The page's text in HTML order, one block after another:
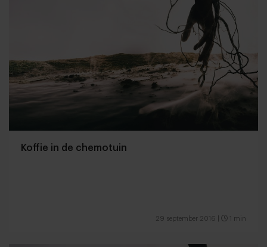
Koffie in de chemotuin
29 september 2016 1 min